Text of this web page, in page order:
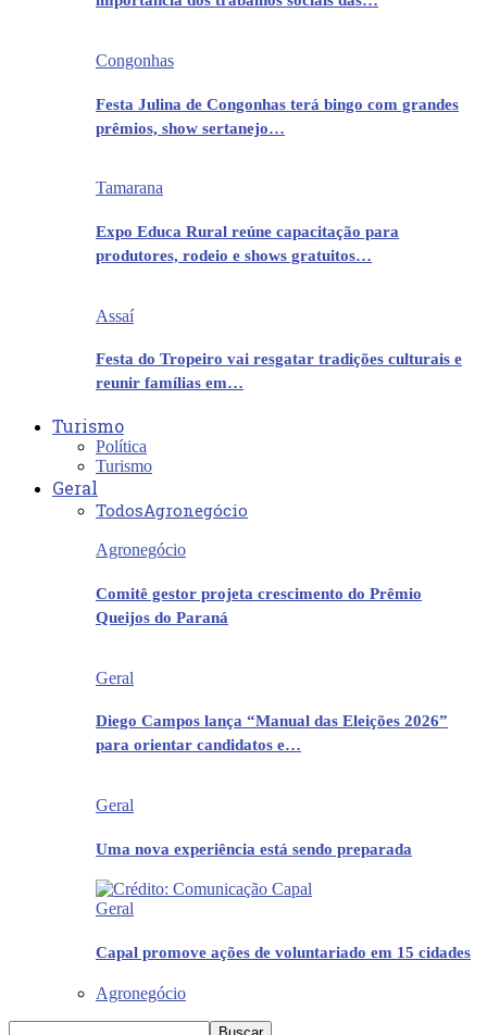
Congonhas
Festa Julina de Congonhas terá bingo com grandes
prêmios, show sertanejo…
Tamarana
Expo Educa Rural reúne capacitação para
produtores, rodeio e shows gratuitos…
Assaí
Festa do Tropeiro vai resgatar tradições culturais e
reunir famílias em…
Turismo
Política
Turismo
Geral
TodosAgronegócio
Agronegócio
Comitê gestor projeta crescimento do Prêmio
Queijos do Paraná
Geral
Diego Campos lança “Manual das Eleições 2026”
para orientar candidatos e…
Geral
Uma nova experiência está sendo preparada
Geral
Capal promove ações de voluntariado em 15 cidades
Agronegócio